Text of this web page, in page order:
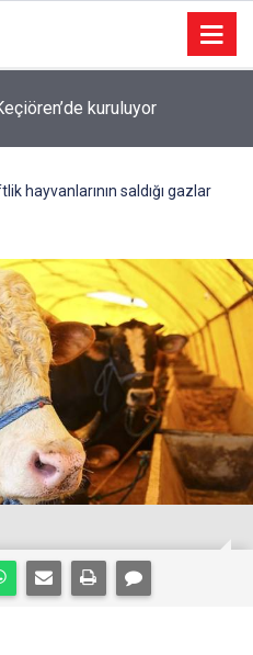
kuruluyor
hayvanlarının saldığı gazlar